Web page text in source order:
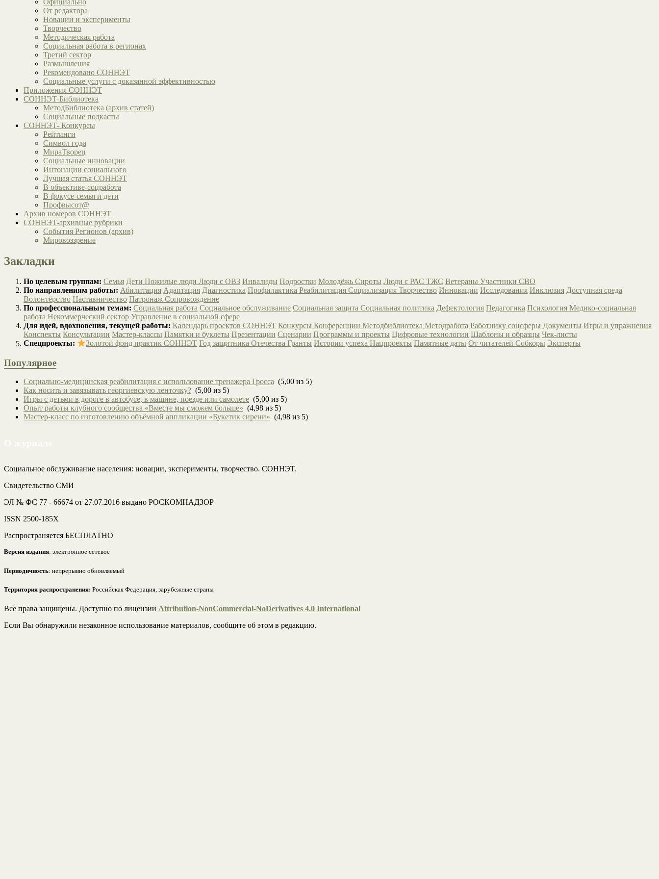
От редактора
Новации и эксперименты
Творчество
Методическая работа
Социальная работа в регионах
Третий сектор
Размышления
Рекомендовано СОННЭТ
Социальные услуги с доказанной эффективностью
Приложения СОННЭТ
СОННЭТ-Библиотека
МетодБиблиотека (архив статей)
Социальные подкасты
СОННЭТ- Конкурсы
Рейтинги
Символ года
МираТворец
Социальные инновации
Интонации социального
Лучшая статья СОННЭТ
В объективе-соцработа
В фокусе-семья и дети
Профвысот@
Архив номеров СОННЭТ
СОННЭТ-архивные рубрики
События Регионов (архив)
Мировоззрение
Закладки
По целевым группам: Семья Дети Пожилые люди Люди с ОВЗ Инвалиды Подростки Молодёжь Сироты Люди с РАС ТЖС Ветераны Участники СВО
По направлениям работы: Абилитация Адаптация Диагностика Профилактика Реабилитация Социализация Творчество Инновации Исследования Инклюзия Доступная среда
Волонтёрство Наставничество Патронаж Сопровождение
По профессиональным темам: Социальная работа Социальное обслуживание Социальная защита Социальная политика Дефектология Педагогика Психология Медико-социальная
работа Некоммерческий сектор Управление в социальной сфере
Для идей, вдохновения, текущей работы: Календарь проектов СОННЭТ Конкурсы Конференции Методбиблиотека Методработа Работнику соцсферы Документы Игры и упражнения
Конспекты Консультации Мастер-классы Памятки и буклеты Презентации Сценарии Программы и проекты Цифровые технологии Шаблоны и образцы Чек-листы
Спецпроекты:
Золотой фонд практик СОННЭТ Год защитника ОтечестваГранты Истории успехаНацпроекты Памятные даты От читателейСобкоры Эксперты
Популярное
Социально-медицинская реабилитация с использование тренажера Гросса (5,00 из 5)
Как носить и завязывать георгиевскую ленточку? (5,00 из 5)
Игры с детьми в дороге в автобусе, в машине, поезде или самолете (5,00 из 5)
Опыт работы клубного сообщества «Вместе мы сможем больше» (4,98 из 5)
Мастер-класс по изготовлению объёмной аппликации «Букетик сирени» (4,98 из 5)
Социальное обслуживание населения: новации, эксперименты, творчество. СОННЭТ.
Свидетельство СМИ
ЭЛ № ФС 77 - 66674 от 27.07.2016 выдано РОСКОМНАДЗОР
ISSN 2500-185Х
Распространяется БЕСПЛАТНО
Версия издания: электронное сетевое
Периодичность: непрерывно обновляемый
Территория распространения: Российская Федерация, зарубежные страны
Все права защищены. Доступно по лицензии Attribution-NonCommercial-NoDerivatives 4.0 International
Если Вы обнаружили незаконное использование материалов, сообщите об этом в редакцию.